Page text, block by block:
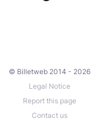
© Billetweb 2014 - 2026
Legal Notice
Report this page
Contact us